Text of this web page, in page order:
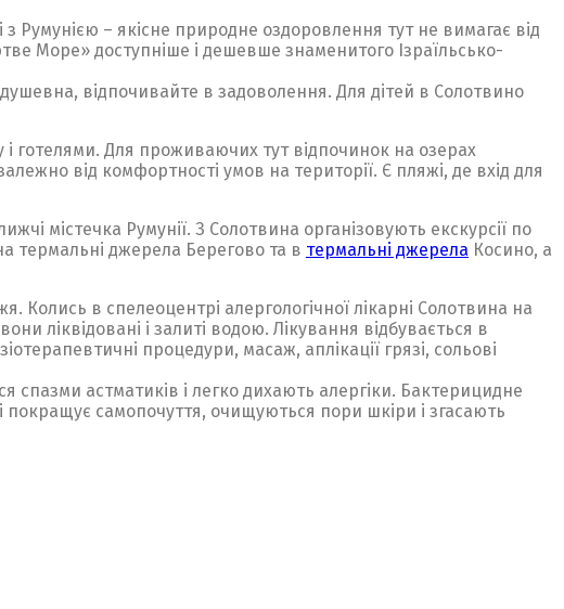
Румунією – якісне природне оздоровлення тут не вимагає від
Море» доступніше і дешевше знаменитого Ізраїльсько-
відпочивайте в задоволення. Для дітей в Солотвино
готелями. Для проживаючих тут відпочинок на озерах
від комфортності умов на території. Є пляжі, де вхід для
містечка Румунії. З Солотвина організовують екскурсії по
термальні джерела Берегово та в термальні джерела Косино, а
Колись в спелеоцентрі алергологічної лікарні Солотвина на
ліквідовані і залиті водою. Лікування відбувається в
процедури, масаж, аплікації грязі, сольові
астматиків і легко дихають алергіки. Бактерицидне
покращує самопочуття, очищуються пори шкіри і згасають